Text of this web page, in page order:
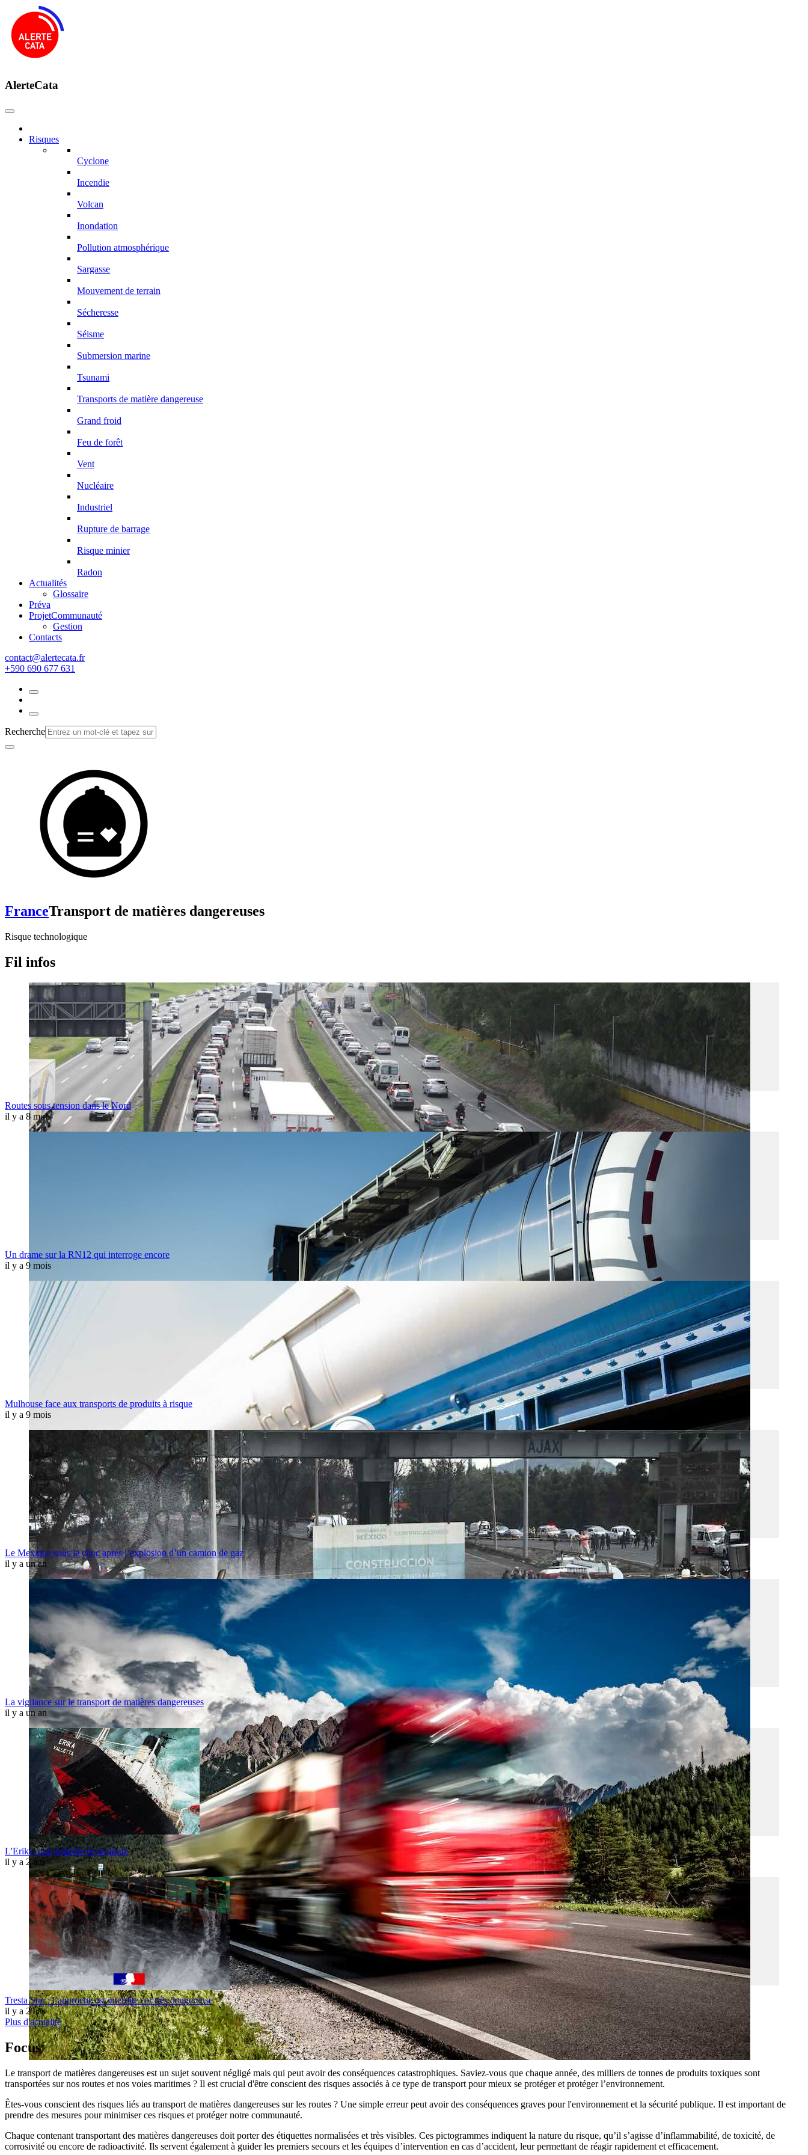
AlerteCata
Risques
Cyclone
Incendie
Volcan
Inondation
Pollution atmosphérique
Sargasse
Mouvement de terrain
Sécheresse
Séisme
Submersion marine
Tsunami
Transports de matière dangereuse
Grand froid
Feu de forêt
Vent
Nucléaire
Industriel
Rupture de barrage
Risque minier
Radon
Actualités
Glossaire
Préva
ProjetCommunauté
Gestion
Contacts
rf.atacetrela@tcatnoc
+590 690 677 631
Recherche
FranceTransport de matières dangereuses
Risque technologique
Fil infos
Routes sous tension dans le Nord
il y a 8 mois
Un drame sur la RN12 qui interroge encore
il y a 9 mois
Mulhouse face aux transports de produits à risque
il y a 9 mois
Le Mexique sous le choc après l’explosion d’un camion de gaz
il y a un an
La vigilance sur le transport de matières dangereuses
il y a un an
L'Erika, une tragédie écologique
il y a 2 ans
Tresta Star : l’approche est interdite car très dangereuse
il y a 2 ans
Plus d'actualité
Focus
Le transport de matières dangereuses est un sujet souvent négligé mais qui peut avoir des conséquences catastrophiques. Saviez-vous que chaque année, des milliers de tonnes de produits toxiques sont
transportées sur nos routes et nos voies maritimes ? Il est crucial d'être conscient des risques associés à ce type de transport pour mieux se protéger et protéger l’environnement.
Êtes-vous conscient des risques liés au transport de matières dangereuses sur les routes ? Une simple erreur peut avoir des conséquences graves pour l'environnement et la sécurité publique. Il est important de
prendre des mesures pour minimiser ces risques et protéger notre communauté.
Chaque contenant transportant des matières dangereuses doit porter des étiquettes normalisées et très visibles. Ces pictogrammes indiquent la nature du risque, qu’il s’agisse d’inflammabilité, de toxicité, de
corrosivité ou encore de radioactivité. Ils servent également à guider les premiers secours et les équipes d’intervention en cas d’accident, leur permettant de réagir rapidement et efficacement.